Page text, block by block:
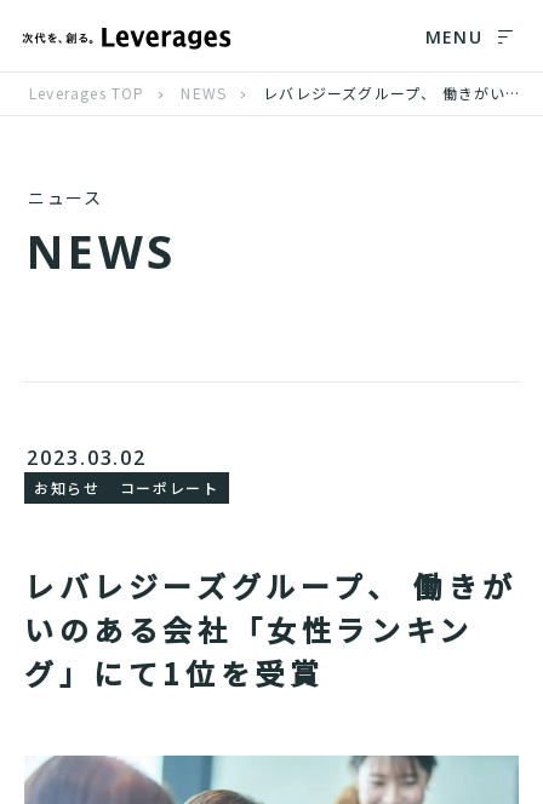
MENU
Leverages TOP NEWS レバレジーズグループ、 働きがいのある会社「女性ランキング」にて1位を受賞
ニュース
NEWS
2023.03.02
お知らせ コーポレート
レバレジーズグループ、 働きが
いのある会社「女性ランキン
グ」にて1位を受賞